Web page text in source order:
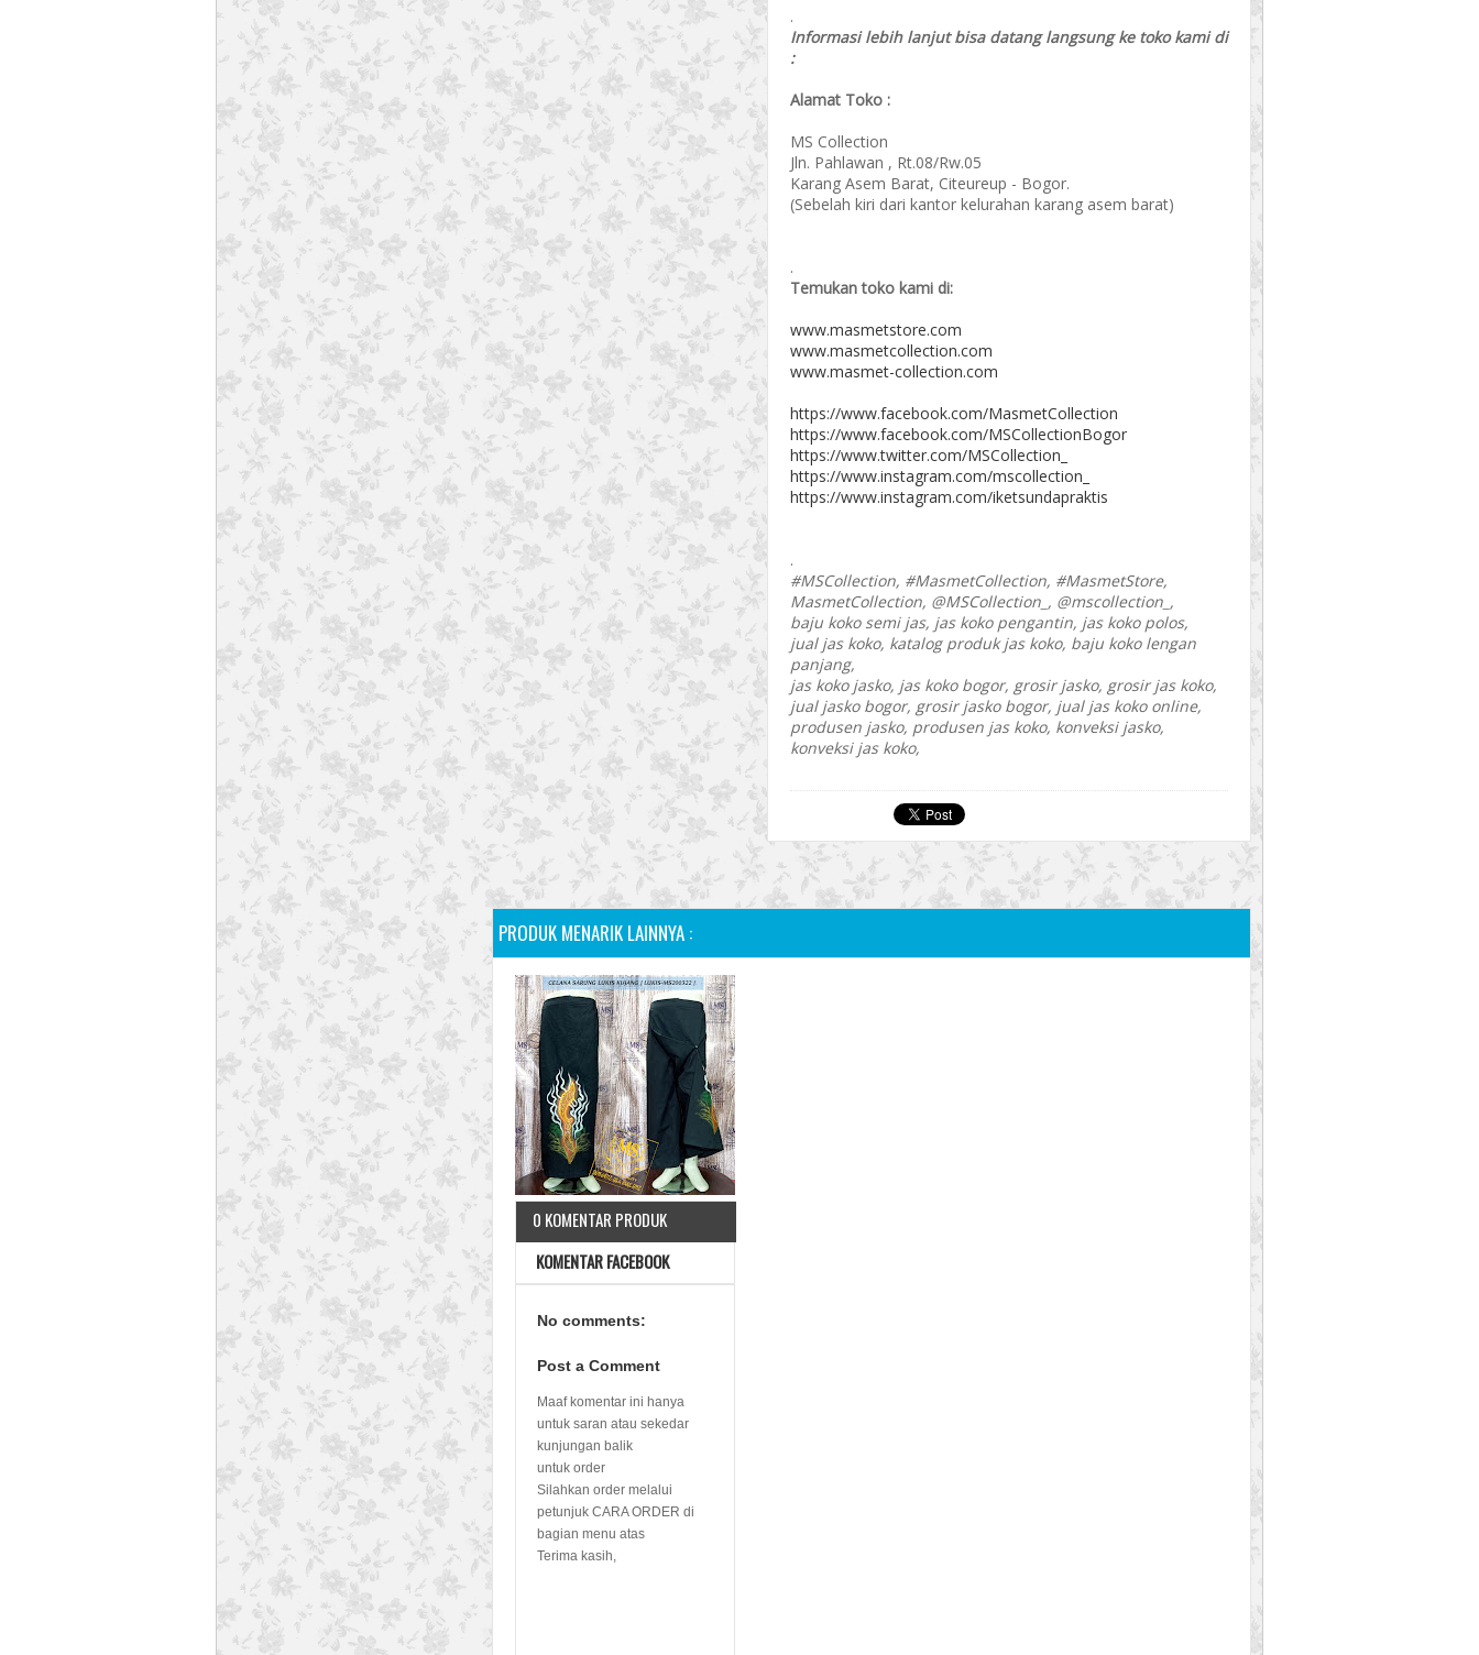
.
Informasi lebih lanjut bisa datang langsung ke toko kami di
:
Alamat Toko :
MS Collection
Jln. Pahlawan , Rt.08/Rw.05
Karang Asem Barat, Citeureup - Bogor.
(Sebelah kiri dari kantor kelurahan karang asem barat)
.
Temukan toko kami di:
www.masmetstore.com
www.masmetcollection.com
www.masmet-collection.com
https://www.facebook.com/MasmetCollection
https://www.facebook.com/MSCollectionBogor
https://www.twitter.com/MSCollection_
https://www.instagram.com/mscollection_
https://www.instagram.com/iketsundapraktis
.
#MSCollection, #MasmetCollection, #MasmetStore,
MasmetCollection, @MSCollection_, @mscollection_,
baju koko semi jas, jas koko pengantin, jas koko polos,
jual jas koko, katalog produk jas koko, baju koko lengan
panjang,
jas koko jasko, jas koko bogor, grosir jasko, grosir jas koko,
jual jasko bogor, grosir jasko bogor, jual jas koko online,
produsen jasko, produsen jas koko, konveksi jasko,
konveksi jas koko,
PRODUK MENARIK LAINNYA :
0 KOMENTAR PRODUK
KOMENTAR FACEBOOK
No comments:
Post a Comment
Maaf komentar ini hanya
untuk saran atau sekedar
kunjungan balik
untuk order
Silahkan order melalui
petunjuk CARA ORDER di
bagian menu atas
Terima kasih,